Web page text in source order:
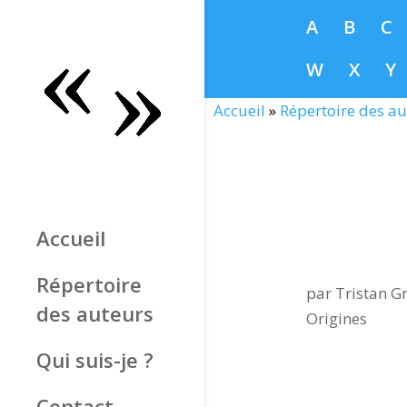
A B
C
W
X Y
Accueil
Répertoire
des auteurs
Qui suis-je ?
Accueil » Répertoire des
par Tristan
Origines